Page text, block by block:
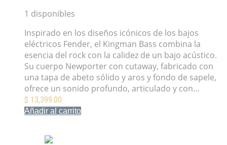
1 disponibles
Inspirado en los diseños icónicos de los bajos
eléctricos Fender, el Kingman Bass combina la
esencia del rock con la calidez de un bajo acústico.
Su cuerpo Newporter con cutaway, fabricado con
una tapa de abeto sólido y aros y fondo de sapele,
ofrece un sonido profundo, articulado y con…
$ 13,399.00
Añadir al carrito